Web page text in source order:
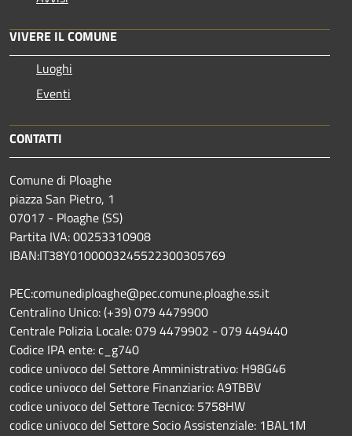
VIVERE IL COMUNE
Luoghi
Eventi
CONTATTI
Comune di Ploaghe
piazza San Pietro, 1
07017 - Ploaghe (SS)
Partita IVA: 00253310908
IBAN:IT38Y0100003245522300305769
PEC:comunediploaghe@pec.comune.ploaghe.ss.it
Centralino Unico: (+39) 079 4479900
Centrale Polizia Locale: 079 4479902 - 079 449440
Codice IPA ente: c_g740
codice univoco del Settore Amministrativo: H98G46
codice univoco del Settore Finanziario: A9TBBV
codice univoco del Settore Tecnico: 5758HW
codice univoco del Settore Socio Assistenziale: 1BAL1M